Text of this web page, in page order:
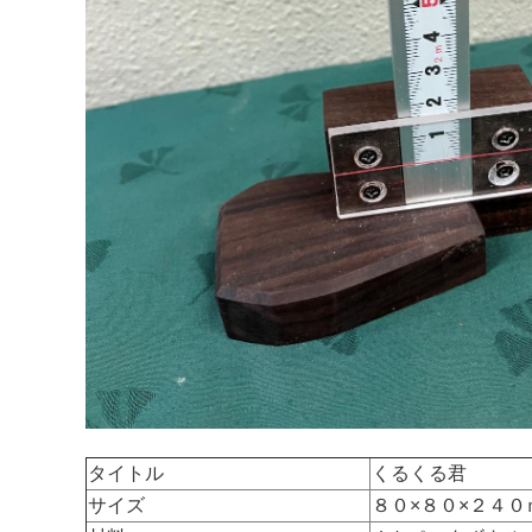
タイトル
くるくる君
サイズ
８０×８０×２４０